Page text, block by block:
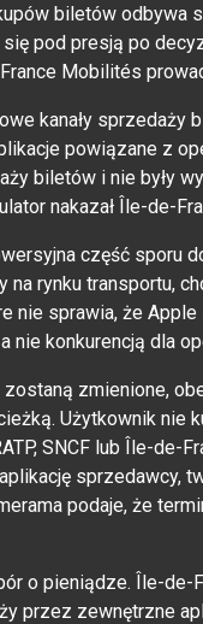
biletów odbywa
pod presją po
Mobilités
kanały
powiązane z
biletów i nie były
nakazał Île-de-
część sporu
na rynku transportu,
nie sprawia, że
nie konkurencją dla
zmienione,
Użytkownik nie
SNCF lub Île-de-
sprzedawcy,
podaje, że
o pieniądze. Île-de-
przez zewnętrzne